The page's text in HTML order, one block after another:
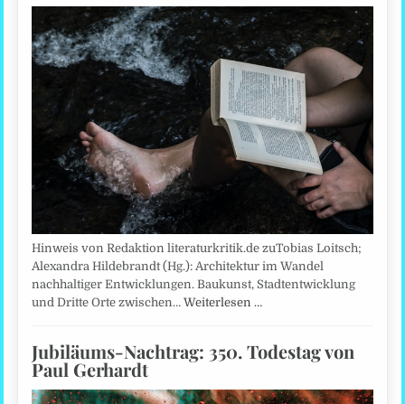
Hinweis von Redaktion literaturkritik.de zuTobias Loitsch;
Alexandra Hildebrandt (Hg.): Architektur im Wandel
nachhaltiger Entwicklungen. Baukunst, Stadtentwicklung
und Dritte Orte zwischen…Weiterlesen …
Jubiläums-Nachtrag: 350. Todestag von
Paul Gerhardt